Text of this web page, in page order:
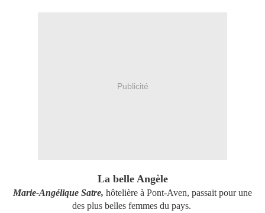
Publicité
La belle Angèle
Marie-Angélique Satre, hôtelière à Pont-Aven, passait pour une
des plus belles femmes du pays.